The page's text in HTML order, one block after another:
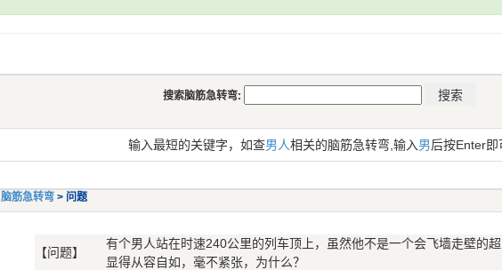
搜索脑筋急转弯:
输入最短的关键字，如查男人相关的脑筋急转弯,输入男后按Enter即
脑筋急转弯> 问题
【问题】
有个男人站在时速240公里的列车顶上，虽然他不是一个会飞墙走壁的
显得从容自如，毫不紧张，为什么？